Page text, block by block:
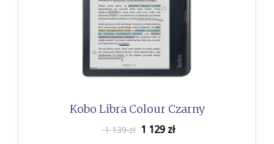
Kobo Libra Colour Czarny
1 139 zł 1 129zł